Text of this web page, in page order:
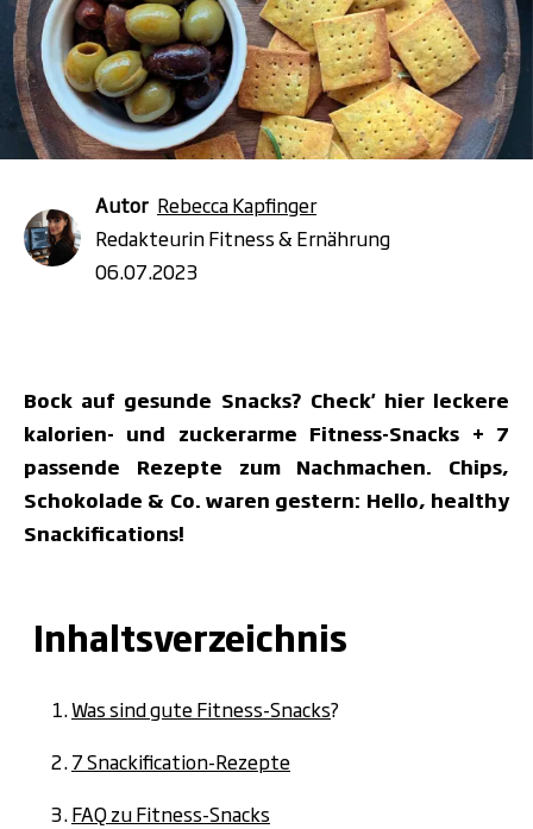
Autor Rebecca Kapfinger
Redakteurin Fitness & Ernährung
06.07.2023
Bock auf gesunde Snacks? Check' hier leckere
kalorien- und zuckerarme Fitness-Snacks + 7
passende Rezepte zum Nachmachen. Chips,
Schokolade & Co. waren gestern: Hello, healthy
Snackifications!
Inhaltsverzeichnis
Was sind gute Fitness-Snacks?
7 Snackification-Rezepte
FAQ zu Fitness-Snacks